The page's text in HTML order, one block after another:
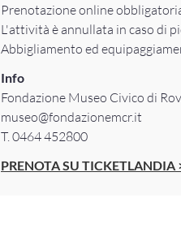
Prenotazione online
L'attività è annullata in caso di
Abbigliamento ed
Info
Fondazione Museo Civico di
museo@fondazionemcr.it
T. 0464 452800
PRENOTA SU TICKETLANDIA